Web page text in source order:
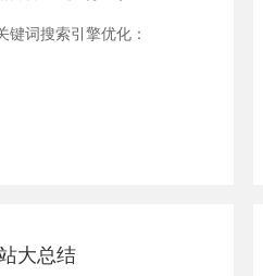
键词搜索引擎优化：
大总结